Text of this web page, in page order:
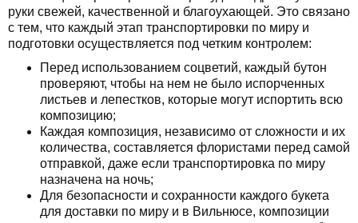
руки свежей, качественной и благоухающей. Это связано
с тем, что каждый этап транспортировки по миру и
подготовки осуществляется под четким контролем:
Перед использованием соцветий, каждый бутон
проверяют, чтобы на нем не было испорченных
листьев и лепестков, которые могут испортить всю
композицию;
Каждая композиция, независимо от сложности и их
количества, составляется флористами перед самой
отправкой, даже если транспортировка по миру
назначена на ночь;
Для безопасности и сохранности каждого букета
для доставки по миру и в Вильнюсе, композиции